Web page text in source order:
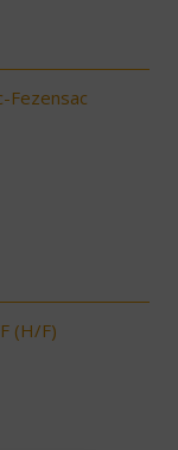
Fezensac
(H/F)